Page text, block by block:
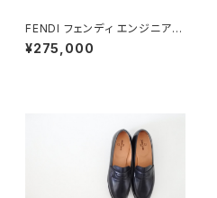
FENDI フェンディ エンジニアブ
ーツ 8.5
¥275,000